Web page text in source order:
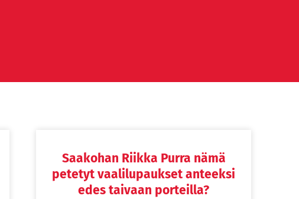
Saakohan Riikka Purra nämä
petetyt vaalilupaukset anteeksi
edes taivaan porteilla?